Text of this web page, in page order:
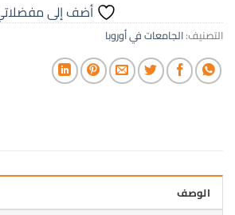
أضف إلى مفضلاتي
التصنيف:الجامعات في أوروبا
الوصف